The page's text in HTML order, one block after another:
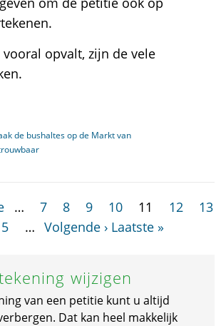
opvalt, zijn de vele
de bushaltes op de Markt van
… 7 8 9 10 11 12
13
… Volgende › Laatste »
wijzigen
van een petitie kunt u altijd
Dat kan heel makkelijk